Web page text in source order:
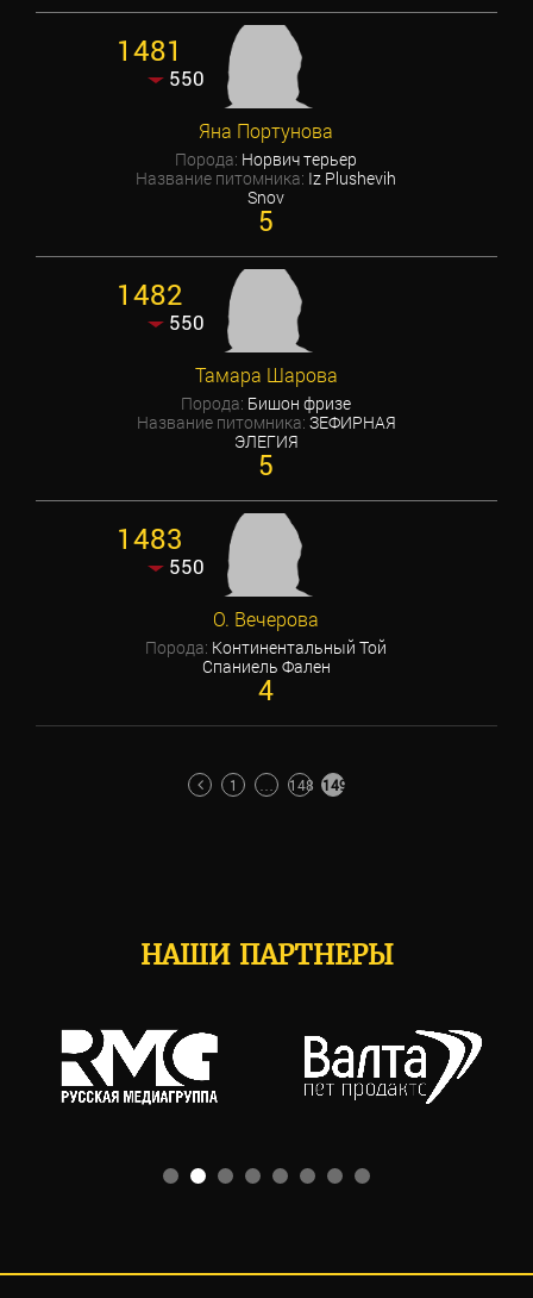
1481
550
Яна Портунова
Порода: Норвич терьер
Название питомника: Iz Plushevih
Snov
5
1482
550
Тамара Шарова
Порода: Бишон фризе
Название питомника: ЗЕФИРНАЯ
ЭЛЕГИЯ
5
1483
550
О. Вечерова
Порода: Континентальный Той
Спаниель Фален
4
1 148 149
НАШИ ПАРТНЕРЫ